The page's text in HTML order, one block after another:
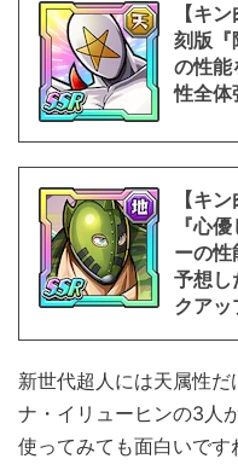
【キ
刻版『
の性能
性全体
【キ
『心
ーの性
予想し
クアッ
新世代超人には天属性
ナ・イリューヒンの3人
使ってみても面白いです